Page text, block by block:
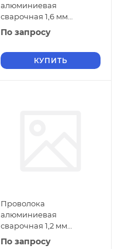
алюминиевая
сварочная 1,6 мм
СвАМг3М ГОСТ 7871-2019
По запросу
КУПИТЬ
Проволока
алюминиевая
сварочная 1,2 мм
СвАМг3М ГОСТ 7871-2019
По запросу